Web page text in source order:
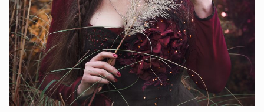
MY LIFE
TISSU
WIP